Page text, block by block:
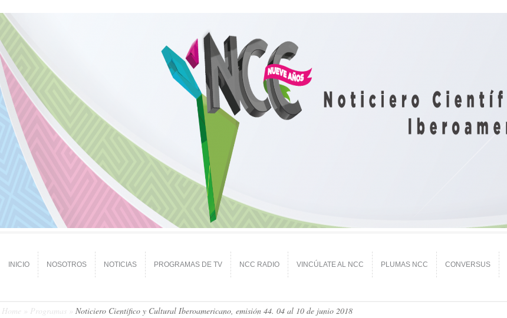
INICIO NOSOTROS NOTICIAS PROGRAMAS DE TV NCC RADIO VINCÚLATE AL NCC PLUMAS NCC CONVERSUS
Home Programas Noticiero Científico y Cultural Iberoamericano, emisión 44. 04 al 10 de junio 2018